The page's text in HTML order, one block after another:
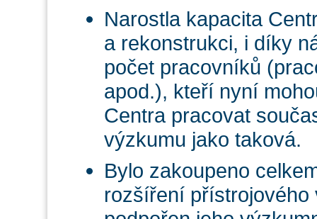
Narostla kapacita
a rekonstrukci, i díky
počet pracovníků
apod.), kteří nyní
Centra pracovat
výzkumu jako taková.
Bylo zakoupeno
rozšíření